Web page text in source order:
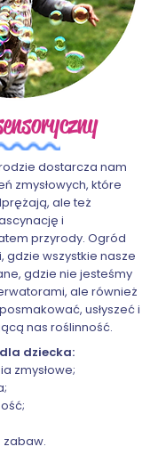
dostarcza nam
zmysłowych, które
ale też
i
przyrody. Ogród
gdzie wszystkie nasze
gdzie nie jesteśmy
ale również
usłyszeć i
nas roślinność.
dziecka:
zmysłowe;
zabaw.